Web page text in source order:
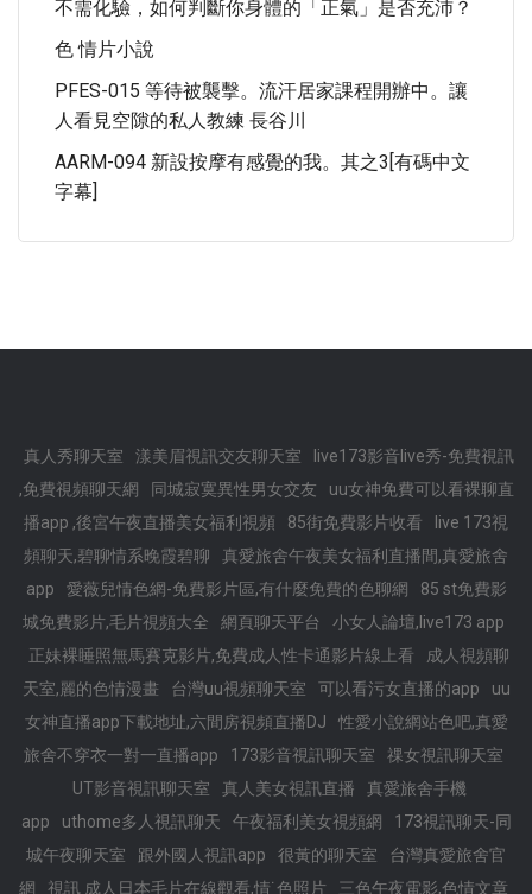
不需化驗，如何判斷你身體的「正氣」是否充沛？
色 情片小說
PFES-015 等待被襲擊。流汗居家課程開辦中。讓
人看見空隙的私人教練 長谷川
AARM-094 新設按摩有感覺的我。其之3[有碼中文
字幕]
真人秀聊天室 漾美眉視訊交友聊天室
live173影音live秀-免費視訊
,免費視頻聊天網
同城寂寞異性男女交友
uu女神免費可以看裸聊直
播app ,後宮午夜直播美女福利視頻
85街免費影片收看
live 173視
頻聊天,碧聊情系晚霞碧聊
真愛旅舍午夜美女福利直播間,真愛旅舍
app
愛薇兒情色網-免費影片區,有什麼免費的色聊網
85 st免費影
城免費影片,毛片視頻大全
網頁聊天平台
小女人論壇,live173 app
正妹裸睡照無馬賽克影片,免費成人性卡通影片線上看
成人視頻聊
天室,麗的色情漫畫
台灣uu視頻聊天室 可以看污女直播的app
uu
女神直播app下載地址,六間房視頻直播DJ
性愛小說網站色吧,真愛
旅舍不穿衣一對一直播app
173影音視訊聊天室
祼女視訊聊天室
UT影音視訊聊天室
真人美女視訊直播
真愛旅舍手機
app
uthome多人視訊聊天 午夜福利美女視頻網
173視訊聊天-同
城午夜聊天室
跟外國人視訊app 很黃的聊天室
台灣真愛旅舍官
網
視訊 成人日本毛片在線觀看,情˙色照片 三色午夜電影,色情文章